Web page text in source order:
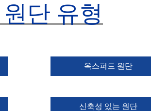
단 유형
옥스퍼드 원단
신축성 있는 원단